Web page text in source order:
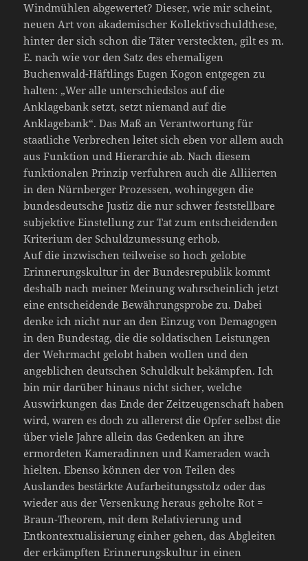
Windmühlen abgewertet? Dieser, wie mir scheint,
neuen Art von akademischer Kollektivschuldthese,
hinter der sich schon die Täter versteckten, gilt es m.
E. nach wie vor den Satz des ehemaligen
Buchenwald-Häftlings Eugen Kogon entgegen zu
halten: „Wer alle unterschiedslos auf die
Anklagebank setzt, setzt niemand auf die
Anklagebank“. Das Maß an Verantwortung für
staatliche Verbrechen leitet sich eben vor allem auch
aus Funktion und Hierarchie ab. Nach diesem
funktionalen Prinzip verfuhren auch die Alliierten
in den Nürnberger Prozessen, wohingegen die
bundesdeutsche Justiz die nur schwer feststellbare
subjektive Einstellung zur Tat zum entscheidenden
Kriterium der Schuldzumessung erhob.
Auf die inzwischen teilweise so hoch gelobte
Erinnerungskultur in der Bundesrepublik kommt
deshalb nach meiner Meinung wahrscheinlich jetzt
eine entscheidende Bewährungsprobe zu. Dabei
denke ich nicht nur an den Einzug von Demagogen
in den Bundestag, die die soldatischen Leistungen
der Wehrmacht gelobt haben wollen und den
angeblichen deutschen Schuldkult bekämpfen. Ich
bin mir darüber hinaus nicht sicher, welche
Auswirkungen das Ende der Zeitzeugenschaft haben
wird, waren es doch zu allererst die Opfer selbst die
über viele Jahre allein das Gedenken an ihre
ermordeten Kameradinnen und Kameraden wach
hielten. Ebenso können der von Teilen des
Auslandes bestärkte Aufarbeitungsstolz oder das
wieder aus der Versenkung heraus geholte Rot =
Braun-Theorem, mit dem Relativierung und
Entkontextualisierung einher gehen, das Abgleiten
der erkämpften Erinnerungskultur in einen